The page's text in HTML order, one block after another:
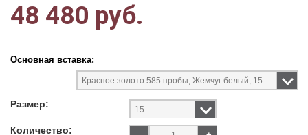
48 480 руб.
Основная вставка:
Размер:
Количество: